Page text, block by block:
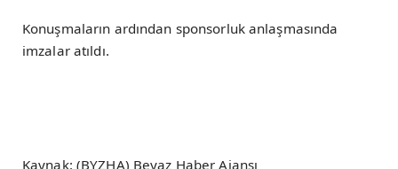
Konuşmaların ardından sponsorluk anlaşmasında
imzalar atıldı.
Kaynak: (BYZHA) Beyaz Haber Ajansı